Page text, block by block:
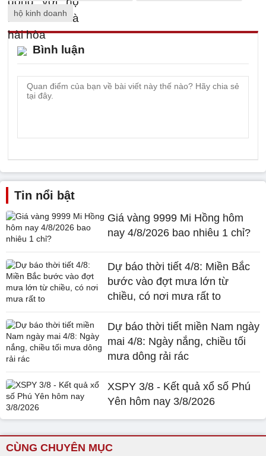
hộ kinh doanh
Bình luận
Tin nổi bật
Giá vàng 9999 Mi Hồng hôm
nay 4/8/2026 bao nhiêu 1 chỉ?
Dự báo thời tiết 4/8: Miền Bắc
bước vào đợt mưa lớn từ
chiều, có nơi mưa rất to
Dự báo thời tiết miền Nam ngày
mai 4/8: Ngày nắng, chiều tối
mưa dông rải rác
XSPY 3/8 - Kết quả xổ số Phú
Yên hôm nay 3/8/2026
CÙNG CHUYÊN MỤC